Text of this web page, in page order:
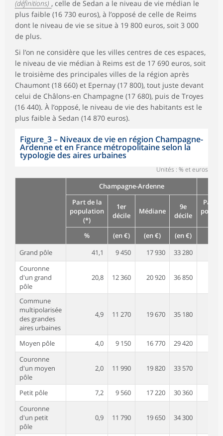
(définitions) , celle de Sedan a le niveau de vie médian le
plus faible (16 730 euros), à l’opposé de celle de Reims
dont le niveau de vie se situe à 19 800 euros, soit 3 000
de plus.
Si l’on ne considère que les villes centres de ces espaces,
le niveau de vie médian à Reims est de 17 690 euros, soit
le troisième des principales villes de la région après
Chaumont (18 660) et Epernay (17 800), tout juste devant
celui de Châlons-en Champagne (17 680), puis de Troyes
(16 440). À l’opposé, le niveau de vie des habitants est le
plus faible à Sedan (14 870 euros).
Figure_3– Niveaux de vie en région Champagne-
Ardenne et en France métropolitaine selon la
typologie des aires urbaines
Unités : % et euros
Champagne-Ardenne
Part de la
population
(*)
1er
décile
Médiane
9e
décile
Part
%
(en €) (en €) (en €)
Grand pôle
41,1 9 450 17 930 33 280
Couronne
d'un grand
pôle
20,8 12 360 20 920 36 850
Commune
multipolarisée
des grandes
aires urbaines
4,9 11 270 19 670 35 180
Moyen pôle 4,0 9 150 16 770
29 420
Couronne
d'un moyen
pôle
2,0 11 990 19 820 33 570
Petit pôle 7,2 9 560 17 220
30 360
Couronne
d'un petit
pôle
0,9 11 790 19 650 34 300